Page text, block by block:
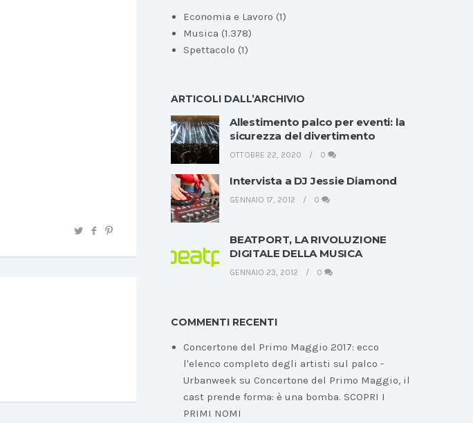
Economia e Lavoro (1)
Musica (1.378)
Spettacolo (1)
ARTICOLI DALL’ARCHIVIO
Allestimento palco per eventi: la
sicurezza del divertimento
OTTOBRE 22, 2020 0
Intervista a DJ Jessie Diamond
GENNAIO 17, 2012 0
BEATPORT, LA RIVOLUZIONE
DIGITALE DELLA MUSICA
GENNAIO 23, 2012 0
COMMENTI RECENTI
Concertone del Primo Maggio 2017: ecco
l'elenco completo degli artisti sul palco -
Urbanweek su Concertone del Primo Maggio, il
cast prende forma: è una bomba. SCOPRI I
PRIMI NOMI